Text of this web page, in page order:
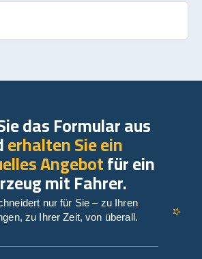
das Formular aus
erhalten Sie ein
Angebotfür ein
mit Fahrer.
nur für Sie – zu Ihren
zu Ihrer Zeit, von überall.